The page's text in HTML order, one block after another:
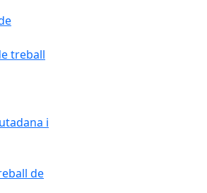
treball
i
de